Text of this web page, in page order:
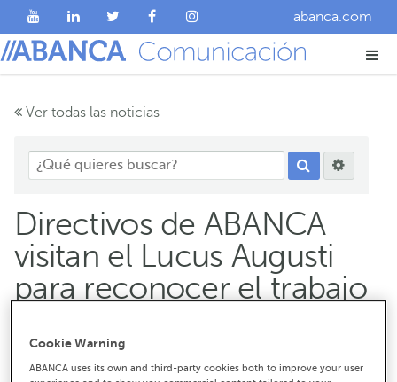
abanca.com
Ver todas las noticias
Directivos de ABANCA
visitan el Lucus Augusti
para reconocer el trabajo
Los representantes pudieron conocer la contribución
Cookie Warning
ABANCA uses its own and third-party cookies both to improve your user